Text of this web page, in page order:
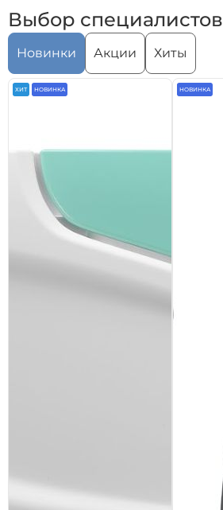
Выбор специалистов
Новинки Акции Хиты
ХИТ НОВИНКА НОВИНКА